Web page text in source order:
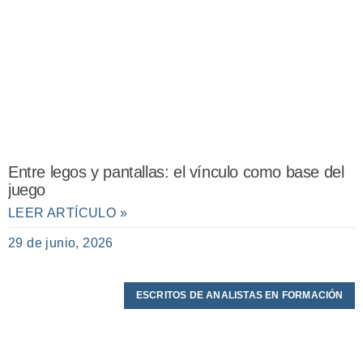
Entre legos y pantallas: el vínculo como base del
juego
LEER ARTÍCULO »
29 de junio, 2026
ESCRITOS DE ANALISTAS EN FORMACIÓN